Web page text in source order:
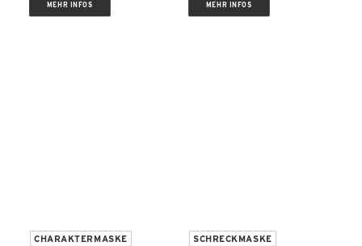
MEHR INFOS MEHR INFOS
CHARAKTERMASKE SCHRECKMASKE